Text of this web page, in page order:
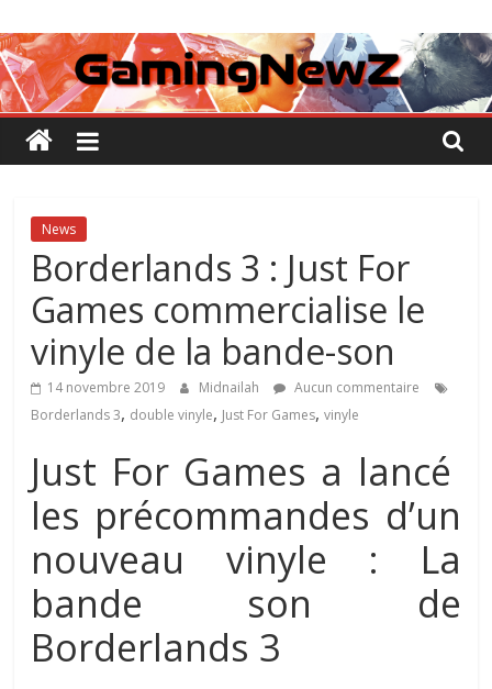
au
contenu
GamingNewZ
Tests
et
Actu
des
vidéo
News
Borderlands 3 : Just For
Games commercialise le
vinyle de la bande-son
14 novembre 2019 Midnailah
Aucun commentaire
Borderlands 3, double vinyle, Just For Games,vinyle
Just For Games a lancé
les précommandes d’un
nouveau vinyle : La
bande son de
Borderlands 3